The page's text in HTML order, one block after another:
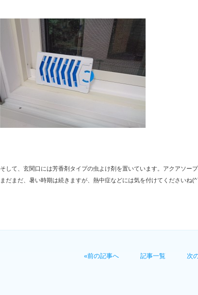
そして、玄関口には芳香剤タイプの虫よけ剤を置いています。アクアソー
まだまだ、暑い時期は続きますが、熱中症などには気を付けてくださいね
«前の記事へ 記事一覧 次